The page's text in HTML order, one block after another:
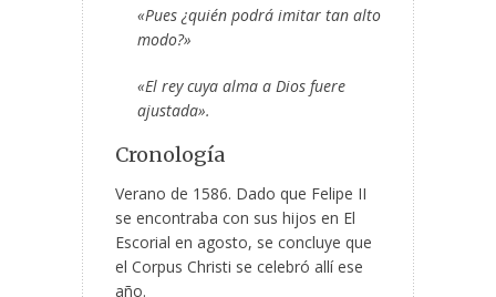
«Pues ¿quién podrá imitar tan alto
modo?»
«El rey cuya alma a Dios fuere
ajustada».
Cronología
Verano de 1586. Dado que Felipe II
se encontraba con sus hijos en El
Escorial en agosto, se concluye que
el Corpus Christi se celebró allí ese
año.